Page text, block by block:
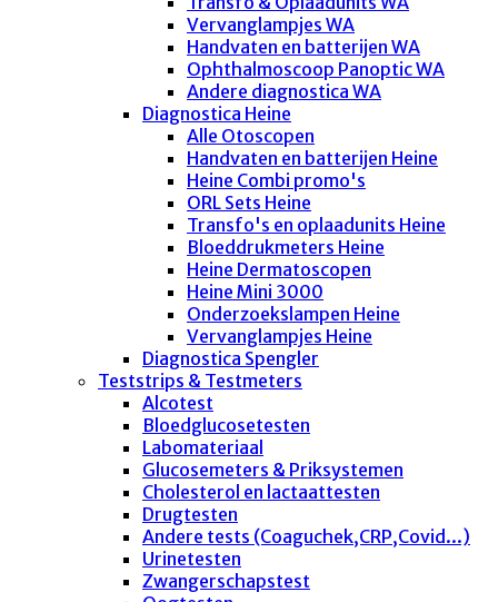
Vervanglampjes WA
Handvaten en batterijen WA
Ophthalmoscoop Panoptic WA
Andere diagnostica WA
Diagnostica Heine
Alle Otoscopen
Handvaten en batterijen Heine
Heine Combi promo's
ORL Sets Heine
Transfo's en oplaadunits Heine
Bloeddrukmeters Heine
Heine Dermatoscopen
Heine Mini 3000
Onderzoekslampen Heine
Vervanglampjes Heine
Diagnostica Spengler
Teststrips & Testmeters
Alcotest
Bloedglucosetesten
Labomateriaal
Glucosemeters & Priksystemen
Cholesterol en lactaattesten
Drugtesten
Andere tests (Coaguchek,CRP,Covid...)
Urinetesten
Zwangerschapstest